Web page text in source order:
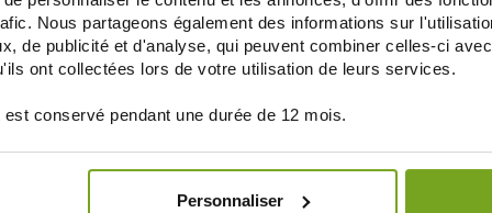
Nous partageons également des informations sur
de publicité et d'analyse, qui peuvent combiner celles-ci
ont collectées lors de votre utilisation de leurs services.
conservé pendant une durée de 12 mois.
Personnaliser
BALDY MÉJEAN ONLINE DRUGSTORE